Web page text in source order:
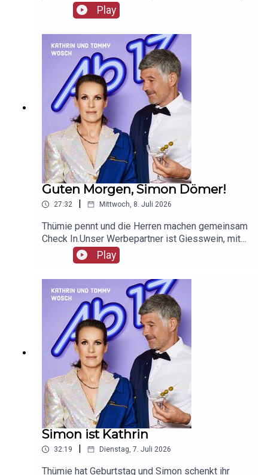
mit dem Code Ab17 bekommt ihr 20%, klickt
einfach hier:
https://serv.linkster.co/r/1qdkaSnEW5
Play
Guten Morgen, Simon Dömer!
27:32 | Mittwoch, 8. Juli 2026
Thümie pennt und die Herren machen gemeinsam
Check In.Unser Werbepartner ist Giesswein, mit
dem Code Ab17 bekommt ihr 20%, klickt einfach
hier: https://serv.linkster.co/r/1qdkaSnEW5
Play
Simon ist Kathrin
32:19 Dienstag, 7. Juli 2026
Thümie hat Geburtstag und Simon schenkt ihr